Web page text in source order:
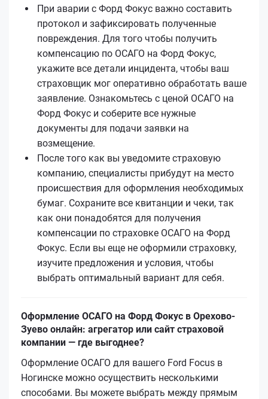
При аварии с Форд Фокус важно составить
протокол и зафиксировать полученные
повреждения. Для того чтобы получить
компенсацию по ОСАГО на Форд Фокус,
укажите все детали инцидента, чтобы ваш
страховщик мог оперативно обработать ваше
заявление. Ознакомьтесь с ценой ОСАГО на
Форд Фокус и соберите все нужные
документы для подачи заявки на
возмещение.
После того как вы уведомите страховую
компанию, специалисты прибудут на место
происшествия для оформления необходимых
бумаг. Сохраните все квитанции и чеки, так
как они понадобятся для получения
компенсации по страховке ОСАГО на Форд
Фокус. Если вы еще не оформили страховку,
изучите предложения и условия, чтобы
выбрать оптимальный вариант для себя.
Оформление ОСАГО на Форд Фокус в Орехово-
Зуево онлайн: агрегатор или сайт страховой
компании — где выгоднее?
Оформление ОСАГО для вашего Ford Focus в
Ногинске можно осуществить несколькими
способами. Вы можете выбрать между прямым